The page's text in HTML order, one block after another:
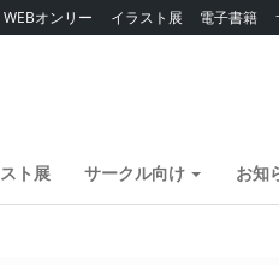
WEBオンリー イラスト展 電子書籍
ト展 サークル向け お知